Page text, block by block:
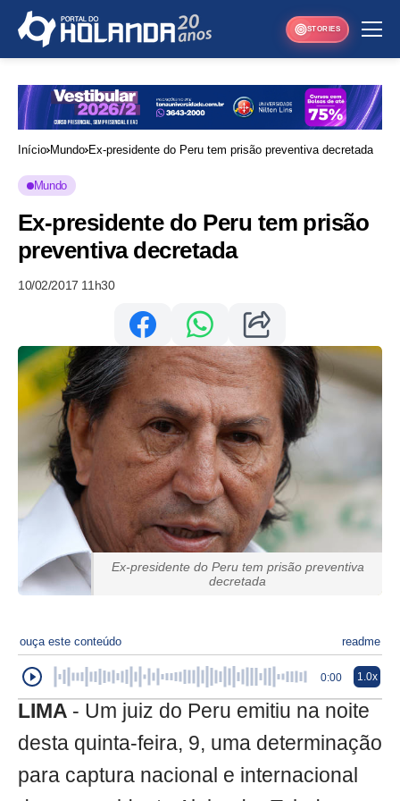
STORIES
Início Mundo Ex-presidente do Peru tem prisão preventiva decretada
Mundo
Ex-presidente do Peru tem prisão
preventiva decretada
10/02/2017 11h30
Ex-presidente do Peru tem prisão preventiva
decretada
ouça este conteúdo readme
0:00 1.0x
LIMA - Um juiz do Peru emitiu na noite
desta quinta-feira, 9, uma determinação
para captura nacional e internacional